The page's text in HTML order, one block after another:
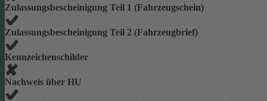
Zulassungsbescheinigung Teil 1 (Fahrzeugschein)
Zulassungsbescheinigung Teil 2 (Fahrzeugbrief)
Kennzeichenschilder
Nachweis über HU